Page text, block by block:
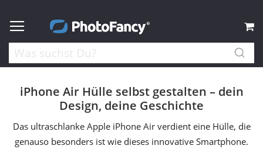
iPhone Air Hülle selbst gestalten – dein
Design, deine Geschichte
Das ultraschlanke Apple iPhone Air verdient eine Hülle, die
genauso besonders ist wie dieses innovative Smartphone.